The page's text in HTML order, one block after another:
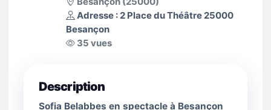
Adresse : 2 Place du Théâtre 25000
Besançon
35 vues
Description
Sofia Belabbes en spectacle à Besançon